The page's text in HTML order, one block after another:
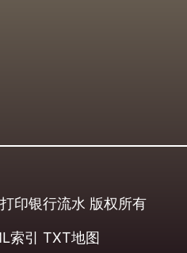
打印银行流水 版权所有
索引 TXT地图